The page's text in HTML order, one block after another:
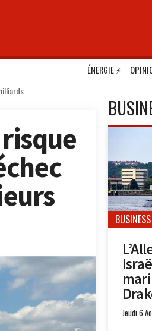
ÉNERGIE⚡
BUSINESS
Jeudi 6